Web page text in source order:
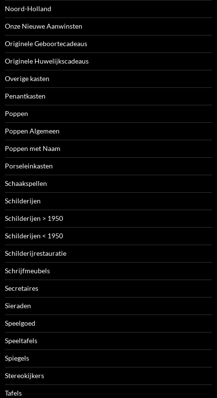
Noord-Holland
Onze Nieuwe Aanwinsten
Originele Geboortecadeaus
Originele Huwelijkscadeaus
Overige kasten
Penantkasten
Poppen
Poppen Algemeen
Poppen met Naam
Porseleinkasten
Schaakspellen
Schilderijen
Schilderijen > 1950
Schilderijen < 1950
Schilderijrestauratie
Schrijfmeubels
Secretaires
Sieraden
Speelgoed
Speeltafels
Spiegels
Stereokijkers
Tafels